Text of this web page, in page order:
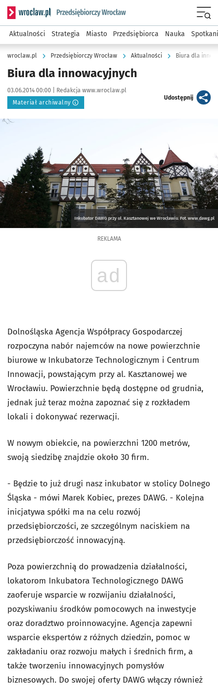
Serwis informacyjny wroclaw.pl podserwis: Strategia
Aktualności Strategia Miasto Przedsiębiorca Nauka
wroclaw.pl Przedsiębiorczy Wrocław Aktualności Biura dla
Biura dla innowacyjnych
Data publikacji:
03.06.2014 00:00 | Autor:
Redakcja www.wroclaw.pl
Materiał archiwalny
Udostępnijartykuł
Kliknij, aby powiększyć
Inkubator DAWG przy ul. Kasztanowej we Wrocławiu. Fot. www.dawg.pl
REKLAMA
ad
Dolnośląska Agencja Współpracy Gospodarczej
rozpoczyna nabór najemców na nowe powierzchnie
biurowe w Inkubatorze Technologicznym i Centrum
Innowacji, powstającym przy al. Kasztanowej we
Wrocławiu. Powierzchnie będą dostępne od grudnia,
jednak już teraz można zapoznać się z rozkładem
lokali i dokonywać rezerwacji.
W nowym obiekcie, na powierzchni 1200 metrów,
swoją siedzibę znajdzie około 30 firm.
- Będzie to już drugi nasz inkubator w stolicy Dolnego
Śląska - mówi Marek Kobiec, prezes DAWG. - Kolejna
inicjatywa spółki ma na celu rozwój
przedsiębiorczości, ze szczególnym naciskiem na
przedsiębiorczość innowacyjną.
Poza powierzchnią do prowadzenia działalności,
lokatorom Inkubatora Technologicznego DAWG
zaoferuje wsparcie w rozwijaniu działalności,
pozyskiwaniu środków pomocowych na inwestycje
oraz doradztwo proinnowacyjne. Agencja zapewni
wsparcie ekspertów z różnych dziedzin, pomoc w
zakładaniu oraz rozwoju małych i średnich firm, a
także tworzeniu innowacyjnych pomysłów
biznesowych. Do swojej oferty DAWG włączy również